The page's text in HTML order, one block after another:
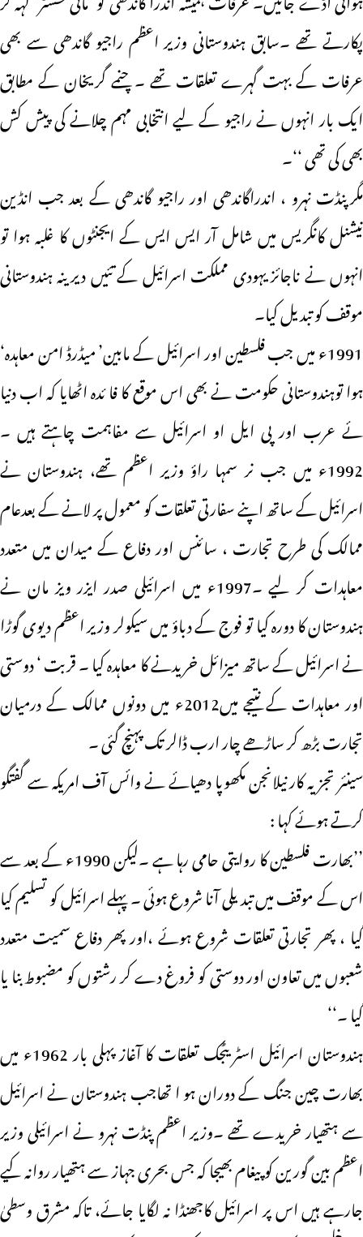
پکارتے تھے ۔سابق ہندوستانی وزیر اعظم راجیو گاندھی سے بھی
عرفات کے بہت گہرے تعلقات تھے ۔ چنمے گریخان کے مطابق
ایک بار انہوں نے راجیو کے لیے انتخابی مہم چلانے کی پیش کش
بھی کی تھی ‘‘۔
مگرپنڈت نہرو ، اندراگاندھی اور راجیو گاندھی کے بعد جب انڈین
نیشنل کانگریس میں شامل آر ایس ایس کے ایجنٹوں کا غلبہ ہوا تو
انہوں نے ناجائز یہودی مملکت اسرائیل کے تئیں دیرینہ ہندوستانی
موقف کو تبدیل کیا۔
1991ء میں جب فلسطین اور اسرائیل کے مابین’ میڈرڈ امن معاہدہ‘
ہوا توہندوستانی حکومت نے بھی اس موقع کا فا ئدہ اٹھایا کہ اب دنیا
ئے عرب اور پی ایل او اسرائیل سے مفاہمت چاہتے ہیں ۔
1992ء میں جب نر سمہا راؤ وزیر اعظم تھے، ہندوستان نے
اسرائیل کے ساتھ اپنے سفارتی تعلقات کو معمول پر لانے کے بعدعام
ممالک کی طرح تجارت ، سائنس اور دفاع کے میدان میں متعدد
معاہدات کر لیے ۔1997ء میں اسرائیلی صدر ایزر ویز مان نے
ہندوستان کا دورہ کیا تو فوج کے دباؤ میں سیکولر وزیر اعظم دیوی گوڑا
نے اسرائیل کے ساتھ میزائل خریدنے کا معاہدہ کیا ۔ قربت ‘ دوستی
اور معاہدات کے نتیجے میں2012ء میں دونوں ممالک کے درمیان
تجارت بڑھ کر ساڑھے چار ارب ڈالر تک پہنچ گئی ۔
سینئر تجزیہ کار نیلانجن مکھوپا دھیائے نے وائس آف امریکہ سے گفتگو
کرتے ہوئے کہا :
’’بھارت فلسطین کا روایتی حامی رہا ہے ۔لیکن 1990ء کے بعد سے
اس کے موقف میں تبدیلی آنا شروع ہوئی ۔ پہلے اسرائیل کو تسلیم کیا
گیا ، پھر تجارتی تعلقات شروع ہوئے ،اور پھر دفاع سمیت متعدد
شعبوں میں تعاون اور دوستی کو فروغ دے کر رشتوں کو مضبوط بنا یا
گیا ۔‘‘
ہندوستان اسرائیل اسٹریٹجک تعلقات کا آغاز پہلی بار 1962ء میں
بھارت چین جنگ کے دوران ہو ا تھاجب ہندوستان نے اسرائیل
سے ہتھیار خریدے تھے ۔وزیر اعظم پنڈت نہرو نے اسرائیلی وزیر
اعظم بین گورین کو پیغام بھیجا کہ جس بحری جہاز سے ہتھیار روانہ کیے
جارہے ہیں اس پر اسرائیل کاجھنڈا نہ لگایا جائے، تاکہ مشرق وسطیٰ